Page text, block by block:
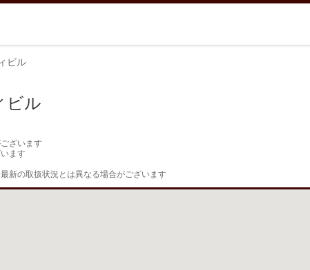
ビル
ビル
ざいます
ます
新の取扱状況とは異なる場合がございます